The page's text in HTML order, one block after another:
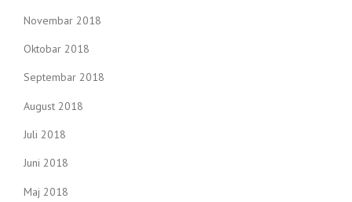
Novembar 2018
Oktobar 2018
Septembar 2018
August 2018
Juli 2018
Juni 2018
Maj 2018